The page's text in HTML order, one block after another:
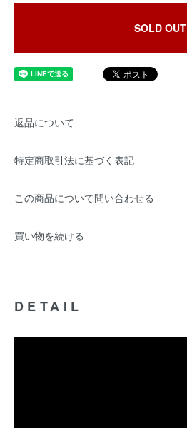
SOLD OUT
返品について
特定商取引法に基づく表記
この商品について問い合わせる
買い物を続ける
DETAIL